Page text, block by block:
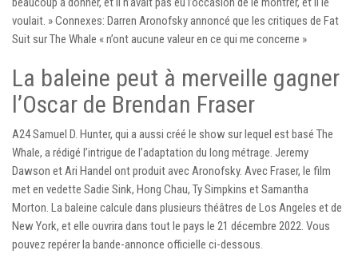
voulait. » Connexes: Darren Aronofsky annoncé que les critiques de Fat
Suit sur The Whale « n’ont aucune valeur en ce qui me concerne »
La baleine peut à merveille gagner
l’Oscar de Brendan Fraser
A24 Samuel D. Hunter, qui a aussi créé le show sur lequel est basé The
Whale, a rédigé l’intrigue de l’adaptation du long métrage. Jeremy
Dawson et Ari Handel ont produit avec Aronofsky. Avec Fraser, le film
met en vedette Sadie Sink, Hong Chau, Ty Simpkins et Samantha
Morton. La baleine calcule dans plusieurs théâtres de Los Angeles et de
New York, et elle ouvrira dans tout le pays le 21 décembre 2022. Vous
pouvez repérer la bande-annonce officielle ci-dessous.